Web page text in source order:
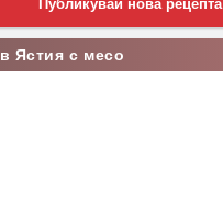
Публикувай нова рецепта
Категории в Ястия с месо